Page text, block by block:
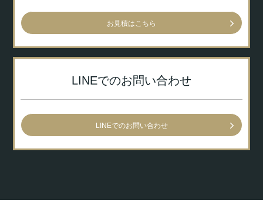
お見積はこちら
LINEでのお問い合わせ
LINEでのお問い合わせ